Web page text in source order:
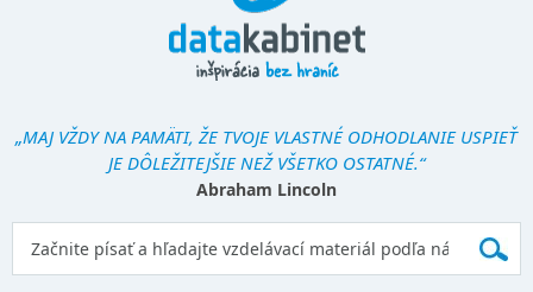
„MAJ VŽDY NA PAMÄTI, ŽE TVOJE VLASTNÉ ODHODLANIE USPIEŤ
JE DÔLEŽITEJŠIE NEŽ VŠETKO OSTATNÉ.“
Abraham Lincoln